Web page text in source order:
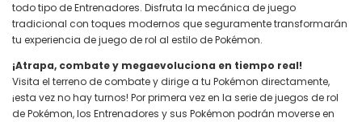
todo tipo de Entrenadores. Disfruta la mecánica de juego
tradicional con toques modernos que seguramente transformarán
tu experiencia de juego de rol al estilo de Pokémon.
¡Atrapa, combate y megaevoluciona en tiempo real!
Visita el terreno de combate y dirige a tu Pokémon directamente,
¡esta vez no hay turnos! Por primera vez en la serie de juegos de rol
de Pokémon, los Entrenadores y sus Pokémon podrán moverse en